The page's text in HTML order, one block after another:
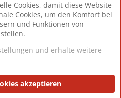
12.427
Berlin
Impressum
Cookies, damit diese Website
Cookies, um den Komfort bei
und Funktionen von
und erhalte weitere
akzeptieren